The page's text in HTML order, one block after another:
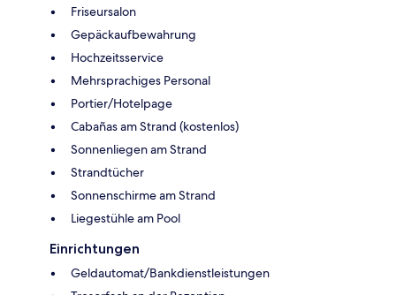
Friseursalon
Gepäckaufbewahrung
Hochzeitsservice
Mehrsprachiges Personal
Portier/Hotelpage
Cabañas am Strand (kostenlos)
Sonnenliegen am Strand
Strandtücher
Sonnenschirme am Strand
Liegestühle am Pool
Einrichtungen
Geldautomat/Bankdienstleistungen